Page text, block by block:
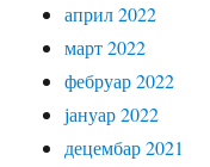
април 2022
март 2022
фебруар 2022
јануар 2022
децембар 2021